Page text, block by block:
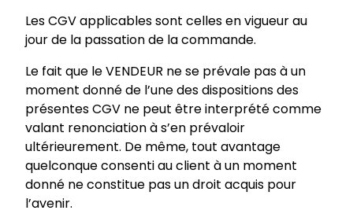
Les CGV applicables sont celles en vigueur au
jour de la passation de la commande.
Le fait que le VENDEUR ne se prévale pas à un
moment donné de l’une des dispositions des
présentes CGV ne peut être interprété comme
valant renonciation à s’en prévaloir
ultérieurement. De même, tout avantage
quelconque consenti au client à un moment
donné ne constitue pas un droit acquis pour
l’avenir.